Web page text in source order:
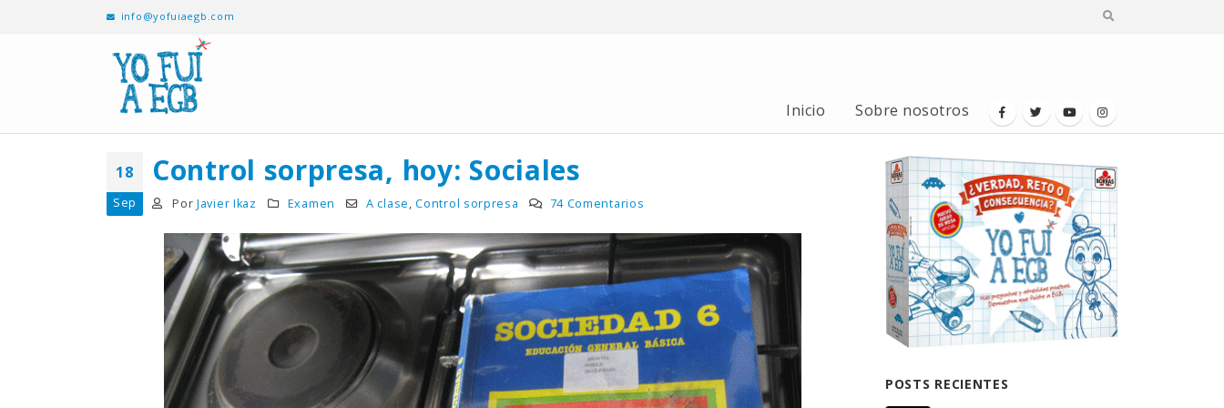
info@yofuiaegb.com
Inicio Sobre nosotros
18
Sep
Control sorpresa, hoy: Sociales
PorJavier Ikaz Examen A clase,Control sorpresa 74 Comentarios
POSTS RECIENTES